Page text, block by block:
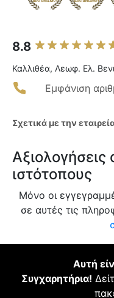
8.8
Καλλιθέα, Λεωφ. Ελ.
Εμφάνιση
Σχετικά με την
ιστότοπους
Μόνο οι
σε αυτές τις
Αυτή
Συγχαρητήρια!